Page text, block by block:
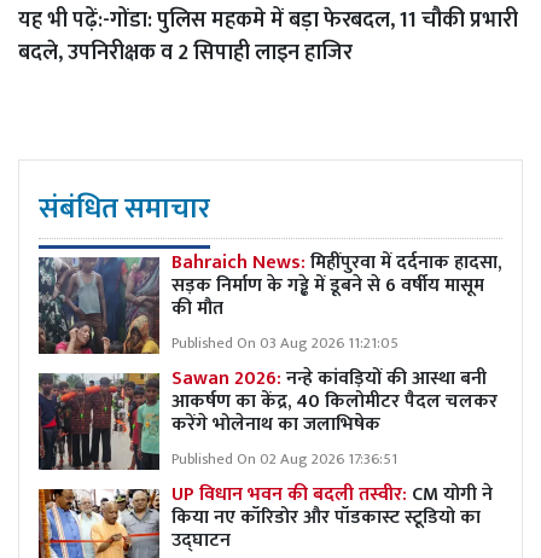
यह भी पढ़ें:-गोंडा: पुलिस महकमे में बड़ा फेरबदल, 11 चौकी प्रभारी
बदले, उपनिरीक्षक व 2 सिपाही लाइन हाजिर
संबंधित समाचार
Bahraich News:मिहींपुरवा में दर्दनाक हादसा,
सड़क निर्माण के गड्ढे में डूबने से 6 वर्षीय मासूम
की मौत
Published On 03 Aug 2026 11:21:05
Sawan 2026:नन्हे कांवड़ियों की आस्था बनी
आकर्षण का केंद्र, 40 किलोमीटर पैदल चलकर
करेंगे भोलेनाथ का जलाभिषेक
Published On 02 Aug 2026 17:36:51
UP विधान भवन की बदली तस्वीर: CM योगी ने
किया नए कॉरिडोर और पॉडकास्ट स्टूडियो का
उद्घाटन